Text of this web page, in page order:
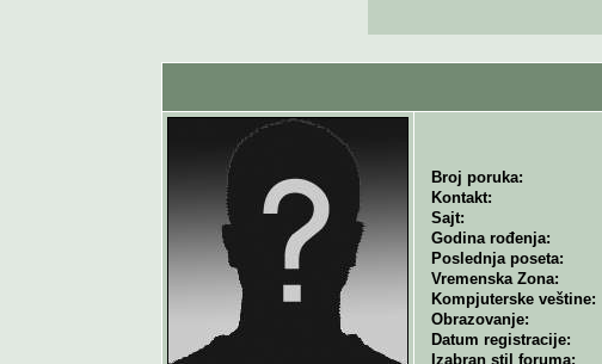
Broj poruka:
Kontakt:
Sajt:
Godina rođenja:
Poslednja poseta:
Vremenska Zona:
Kompjuterske veštine:
Obrazovanje:
Datum registracije:
Izabran stil foruma: